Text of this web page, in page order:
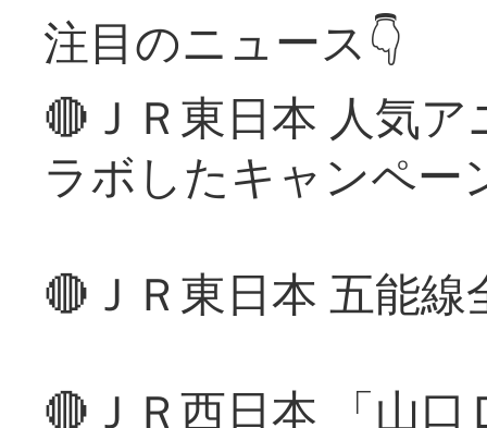
注目のニュース👇
🔴ＪＲ東日本 人気
ラボしたキャンペー
🔴ＪＲ東日本 五能
🔴ＪＲ西日本 「山